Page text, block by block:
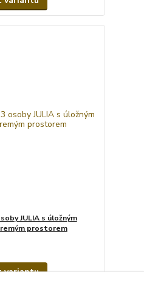
JULIA s úložným
prostorem
variantu